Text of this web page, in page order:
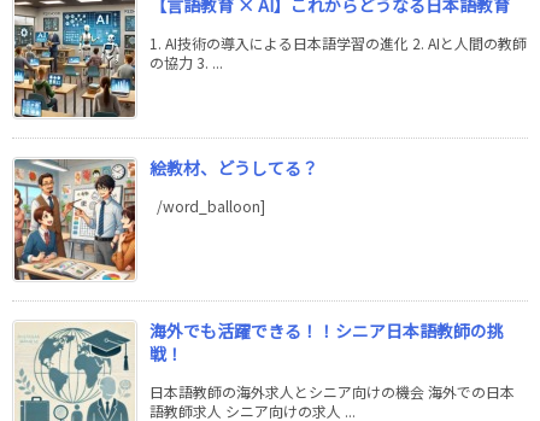
1. AI技術の導入による日本語学習の進化 2. AIと人間の教師
の協力 3. ...
絵教材、どうしてる？
/word_balloon]
海外でも活躍できる！！シニア日本語教師の挑
戦！
日本語教師の海外求人とシニア向けの機会 海外での日本
語教師求人 シニア向けの求人 ...